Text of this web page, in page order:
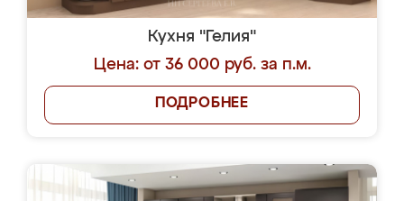
Кухня "Гелия"
Цена: от 36 000 руб. за п.м.
ПОДРОБНЕЕ